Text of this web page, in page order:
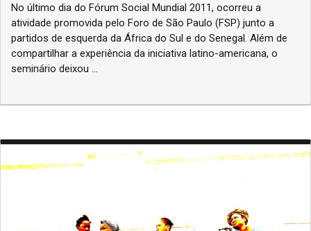
No último dia do Fórum Social Mundial 2011, ocorreu a
atividade promovida pelo Foro de São Paulo (FSP) junto a
partidos de esquerda da África do Sul e do Senegal. Além de
compartilhar a experiência da iniciativa latino-americana, o
seminário deixou ...